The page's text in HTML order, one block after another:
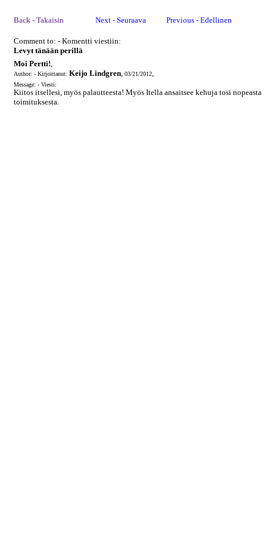
Back - Takaisin Next - Seuraava Previous - Edellinen
Comment to: - Komentti viestiin:
Levyt tänään perillä
Moi Pertti!,
Author: - Kirjoittanut: Keijo Lindgren, 03/21/2012,
Message: - Viesti:
Kiitos itsellesi, myös palautteesta! Myös Itella ansaitsee kehuja tosi nopeasta
toimituksesta.